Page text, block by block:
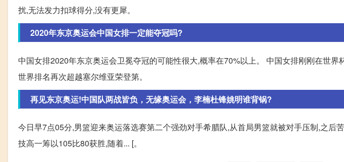
扰,无法发力扣球得分,没有更犀。
2020年东京奥运会中国女排一定能夺冠吗?
中国女排2020年东京奥运会卫冕夺冠的可能性很大,概率在70%以上。 中国女排刚刚在世
世界排名再次超越塞尔维亚荣登第。
再见东京奥运!中国队两战皆负，无缘奥运会，李楠杜锋姚明谁背锅?
今日早7点05分,男篮迎来奥运落选赛第二个强劲对手希腊队,从首局男篮就被对手压制,之后
技高一筹以105比80获胜,随着... [。